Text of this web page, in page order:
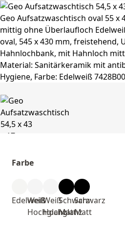
Farbe
Edelweiß
Weiß
Hochglanz
Weiß
Hochglanz
Schwarz
Matt
Schwarz
Matt